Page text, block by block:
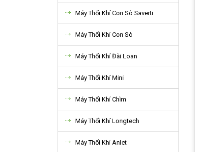
Máy Thổi Khí Con Sò Saverti
Máy Thổi Khí Con Sò
Máy Thổi Khí Đài Loan
Máy Thổi Khí Mini
Máy Thổi Khí Chìm
Máy Thổi Khí Longtech
Máy Thổi Khí Anlet